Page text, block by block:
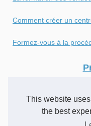
This website
the best
Comment créer un
Formez-vous à la
Les alternatives à la...